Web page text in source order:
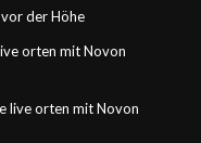
der Höhe
orten mit Novon
live orten mit Novon